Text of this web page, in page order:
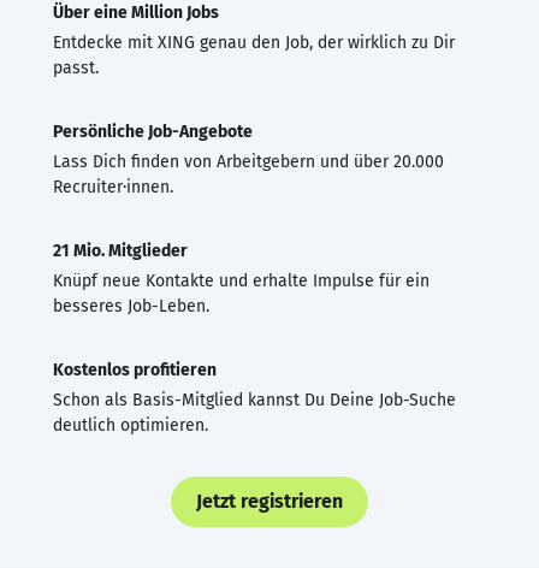
Über eine Million Jobs
Entdecke mit XING genau den Job, der wirklich zu Dir
passt.
Persönliche Job-Angebote
Lass Dich finden von Arbeitgebern und über 20.000
Recruiter·innen.
21 Mio. Mitglieder
Knüpf neue Kontakte und erhalte Impulse für ein
besseres Job-Leben.
Kostenlos profitieren
Schon als Basis-Mitglied kannst Du Deine Job-Suche
deutlich optimieren.
Jetzt registrieren